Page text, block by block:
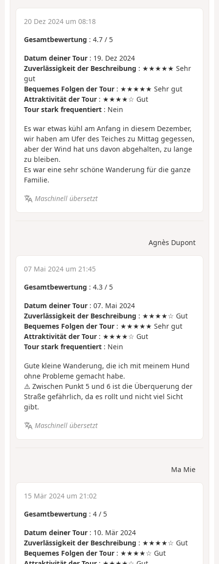
20 Dez 2024 um 08:18
Gesamtbewertung : 4.7 / 5
Datum deiner Tour : 19. Dez 2024
Zuverlässigkeit der Beschreibung : ★★★★★ Sehr
gut
Bequemes Folgen der Tour : ★★★★★ Sehr gut
Attraktivität der Tour : ★★★★☆ Gut
Tour stark frequentiert : Nein
Es war etwas kühl am Anfang in diesem Dezember,
wir haben am Ufer des Teiches zu Mittag gegessen,
aber der Wind hat uns davon abgehalten, zu lange
zu bleiben.
Es war eine sehr schöne Wanderung für die ganze
Familie.
Maschinell übersetzt
Agnès Dupont
07 Mai 2024 um 21:45
Gesamtbewertung : 4.3 / 5
Datum deiner Tour : 07. Mai 2024
Zuverlässigkeit der Beschreibung : ★★★★☆ Gut
Bequemes Folgen der Tour : ★★★★★ Sehr gut
Attraktivität der Tour : ★★★★☆ Gut
Tour stark frequentiert : Nein
Gute kleine Wanderung, die ich mit meinem Hund
ohne Probleme gemacht habe.
⚠️ Zwischen Punkt 5 und 6 ist die Überquerung der
Straße gefährlich, da es rollt und nicht viel Sicht
gibt.
Maschinell übersetzt
Ma Mie
15 Mär 2024 um 21:02
Gesamtbewertung : 4 / 5
Datum deiner Tour : 10. Mär 2024
Zuverlässigkeit der Beschreibung : ★★★★☆ Gut
Bequemes Folgen der Tour : ★★★★☆ Gut